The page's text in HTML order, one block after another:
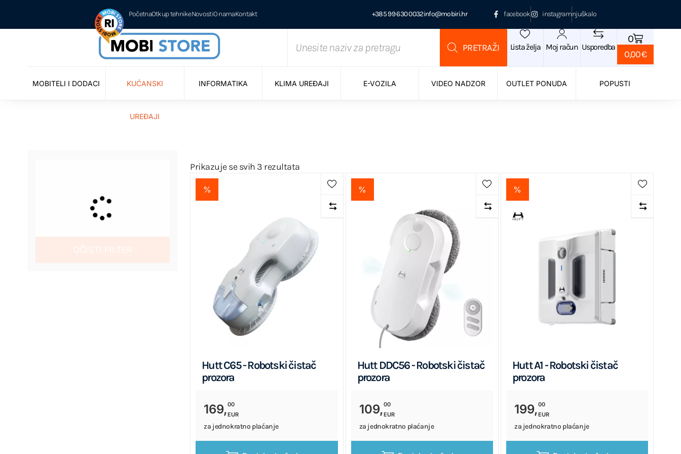
PočetnaOtkup tehnikeNovostiO namaKontakt +385 99 630 0032info@mobiri.hr facebook instagramnjuškalo
Lista želja Moj račun Usporedba
0,00€
0
MOBITELI I DODACI KUĆANSKI
UREĐAJI
INFORMATIKA KLIMA UREĐAJI E-VOZILA VIDEO NADZOR OUTLET PONUDA POPUSTI
OČISTI FILTER
Prikazuje se svih 3 rezultata
%
Hutt C65 - Robotski čistač
prozora
169,00
EUR
za jednokratno plaćanje
%
Hutt DDC56 - Robotski čistač
prozora
109,00
EUR
za jednokratno plaćanje
%
Hutt A1 - Robotski čistač
prozora
199,00
EUR
za jednokratno plaćanje